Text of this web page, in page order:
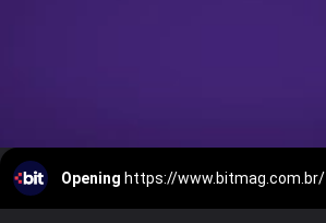
Opening https://www.bitmag.com.br/